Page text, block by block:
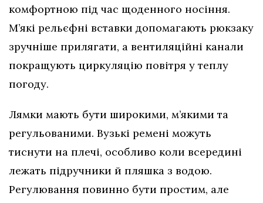
комфортною під час щоденного носіння.
М’які рельєфні вставки допомагають рюкзаку
зручніше прилягати, а вентиляційні канали
покращують циркуляцію повітря у теплу
погоду.
Лямки мають бути широкими, м’якими та
регульованими. Вузькі ремені можуть
тиснути на плечі, особливо коли всередині
лежать підручники й пляшка з водою.
Регулювання повинно бути простим, але